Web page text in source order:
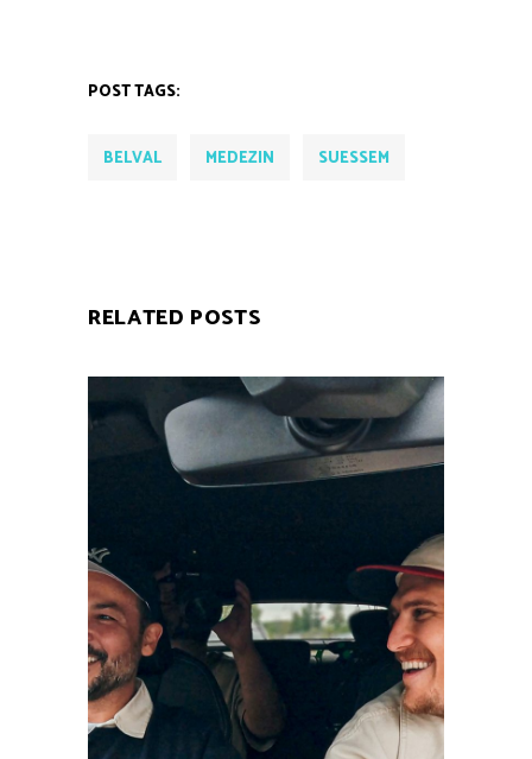
POST TAGS:
BELVAL MEDEZIN SUESSEM
RELATED POSTS